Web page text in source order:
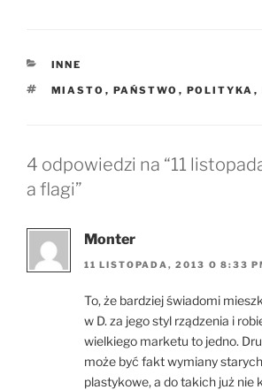
KATEGORIE
INNE
TAGI
MIASTO , PAŃSTWO , POLITYKA ,
4 odpowiedzi na “11
a flagi”
Monter
11 LISTOPADA, 2013 O 8:33
To, że bardziej świadomi
w D. za jego styl rządzenia i
wielkiego marketu to jedno.
może być fakt wymiany
plastykowe, a do takich już nie